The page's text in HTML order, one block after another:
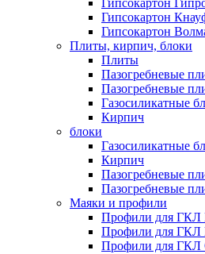
Гипсокартон
Гипсокартон
Гипсокартон
Плиты, кирпич, блоки
Плиты
Пазогребневые
Пазогребневые
Газосиликатные
Кирпич
блоки
Газосиликатные
Кирпич
Пазогребневые
Пазогребневые
Маяки и профили
Профили для ГКЛ
Профили для ГКЛ
Профили для